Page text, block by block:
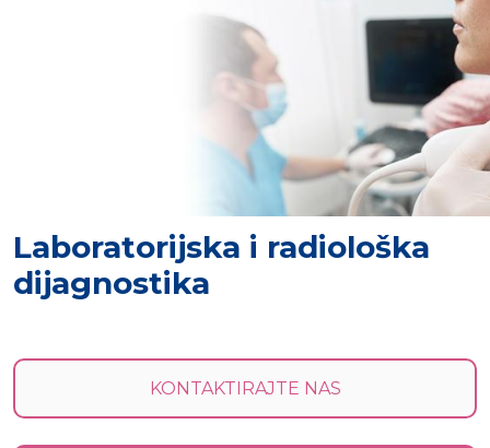
Laboratorijska i radiološka
dijagnostika
KONTAKTIRAJTE NAS